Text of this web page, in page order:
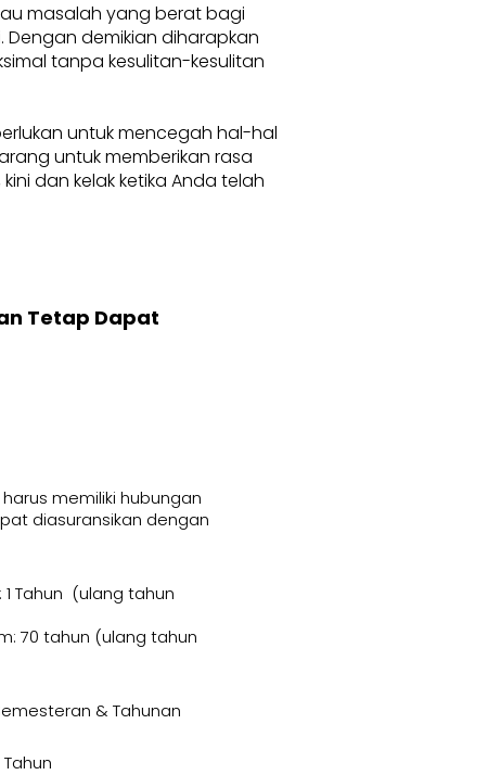
masalah yang berat bagi
demikian diharapkan
tanpa kesulitan-kesulitan
untuk mencegah hal-hal
untuk memberikan rasa
dan kelak ketika Anda telah
Tetap Dapat
memiliki hubungan
diasuransikan dengan
Tahun (ulang tahun
70 tahun (ulang tahun
& Tahunan
Tahun